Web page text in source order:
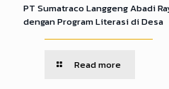
PT Sumatraco Langgeng Abadi
dengan Program Literasi di Desa
Read more